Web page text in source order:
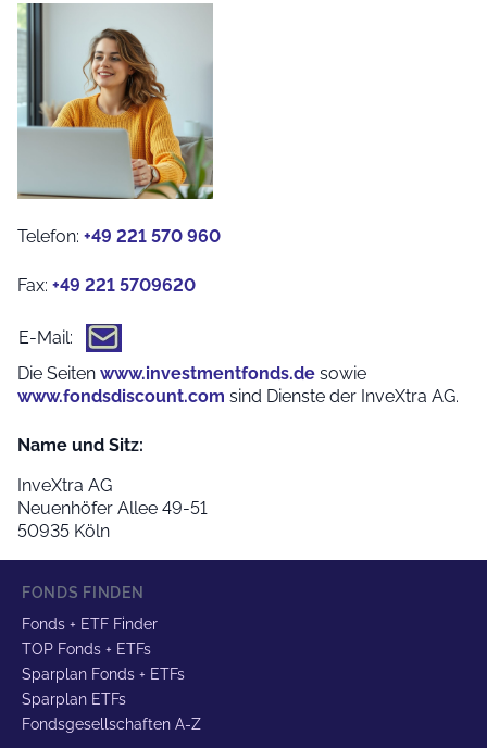
Telefon: +49 221 570 960
Fax: +49 221 5709620
E-Mail:
Die Seiten www.investmentfonds.de sowie
www.fondsdiscount.com sind Dienste der InveXtra AG.
Name und Sitz:
InveXtra AG
Neuenhöfer Allee 49-51
50935 Köln
FONDS FINDEN
Fonds + ETF Finder
TOP Fonds + ETFs
Sparplan Fonds + ETFs
Sparplan ETFs
Fondsgesellschaften A-Z